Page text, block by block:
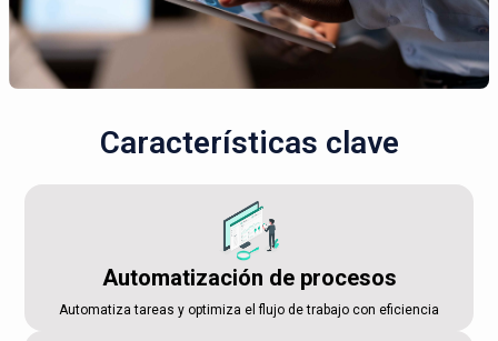
Características clave
Automatización de procesos
Automatiza tareas y optimiza el flujo de trabajo con eficiencia